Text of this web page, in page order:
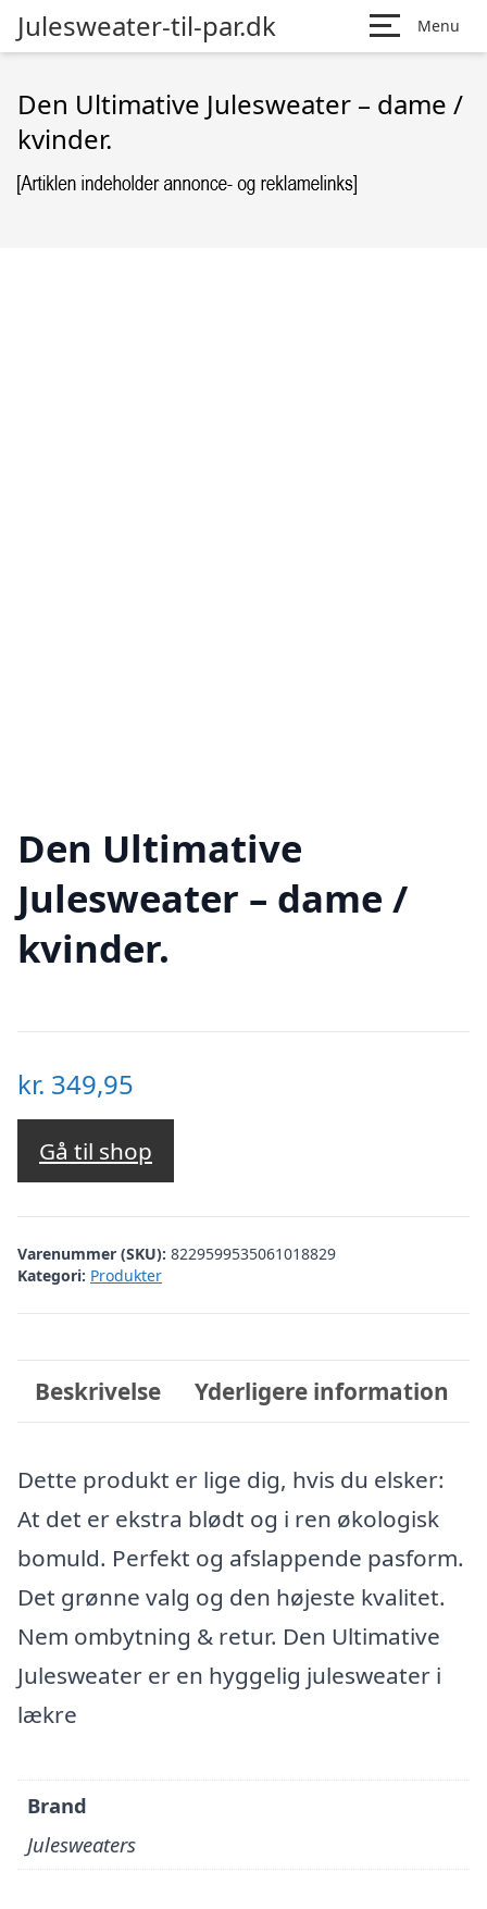
Julesweater-til-par.dk Menu
Den Ultimative Julesweater – dame /
kvinder.
Den Ultimative
Julesweater – dame /
kvinder.
kr. 349,95
Gå til shop
Varenummer (SKU): 8229599535061018829
Kategori: Produkter
Beskrivelse Yderligere information
Dette produkt er lige dig, hvis du elsker:
At det er ekstra blødt og i ren økologisk
bomuld. Perfekt og afslappende pasform.
Det grønne valg og den højeste kvalitet.
Nem ombytning & retur. Den Ultimative
Julesweater er en hyggelig julesweater i
lækre
Brand
Julesweaters